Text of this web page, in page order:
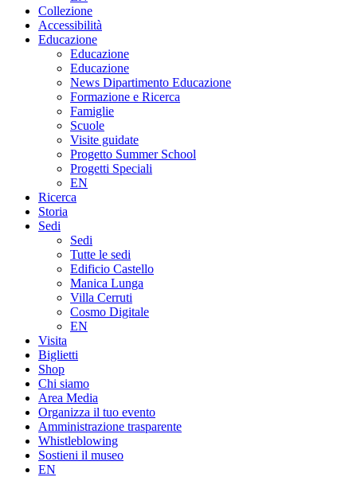
Collezione
Accessibilità
Educazione
Educazione
Educazione
News Dipartimento Educazione
Formazione e Ricerca
Famiglie
Scuole
Visite guidate
Progetto Summer School
Progetti Speciali
EN
Ricerca
Storia
Sedi
Sedi
Tutte le sedi
Edificio Castello
Manica Lunga
Villa Cerruti
Cosmo Digitale
EN
Visita
Biglietti
Shop
Chi siamo
Area Media
Organizza il tuo evento
Amministrazione trasparente
Whistleblowing
Sostieni il museo
EN